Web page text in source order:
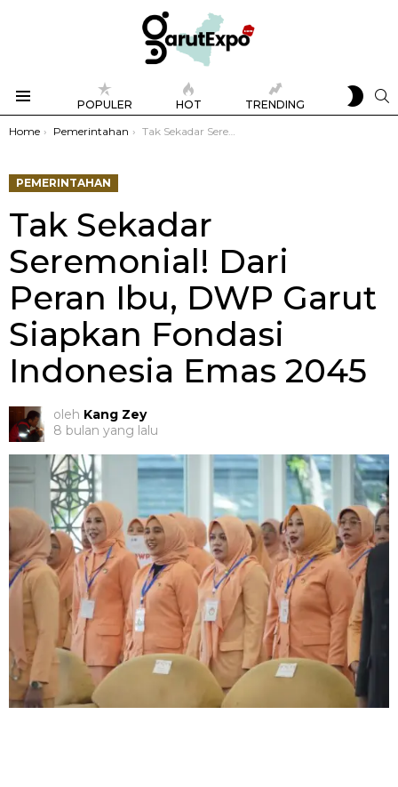
POPULER HOT TRENDING
SKIN
You are here:
Home Pemerintahan Tak Sekadar Seremonial! Dari Peran Ibu, DWP Garut Siapkan Fondasi Indonesia Emas 2045
PEMERINTAHAN
Tak Sekadar
Seremonial! Dari
Peran Ibu, DWP Garut
Siapkan Fondasi
Indonesia Emas 2045
oleh Kang Zey
8 bulan yang lalu